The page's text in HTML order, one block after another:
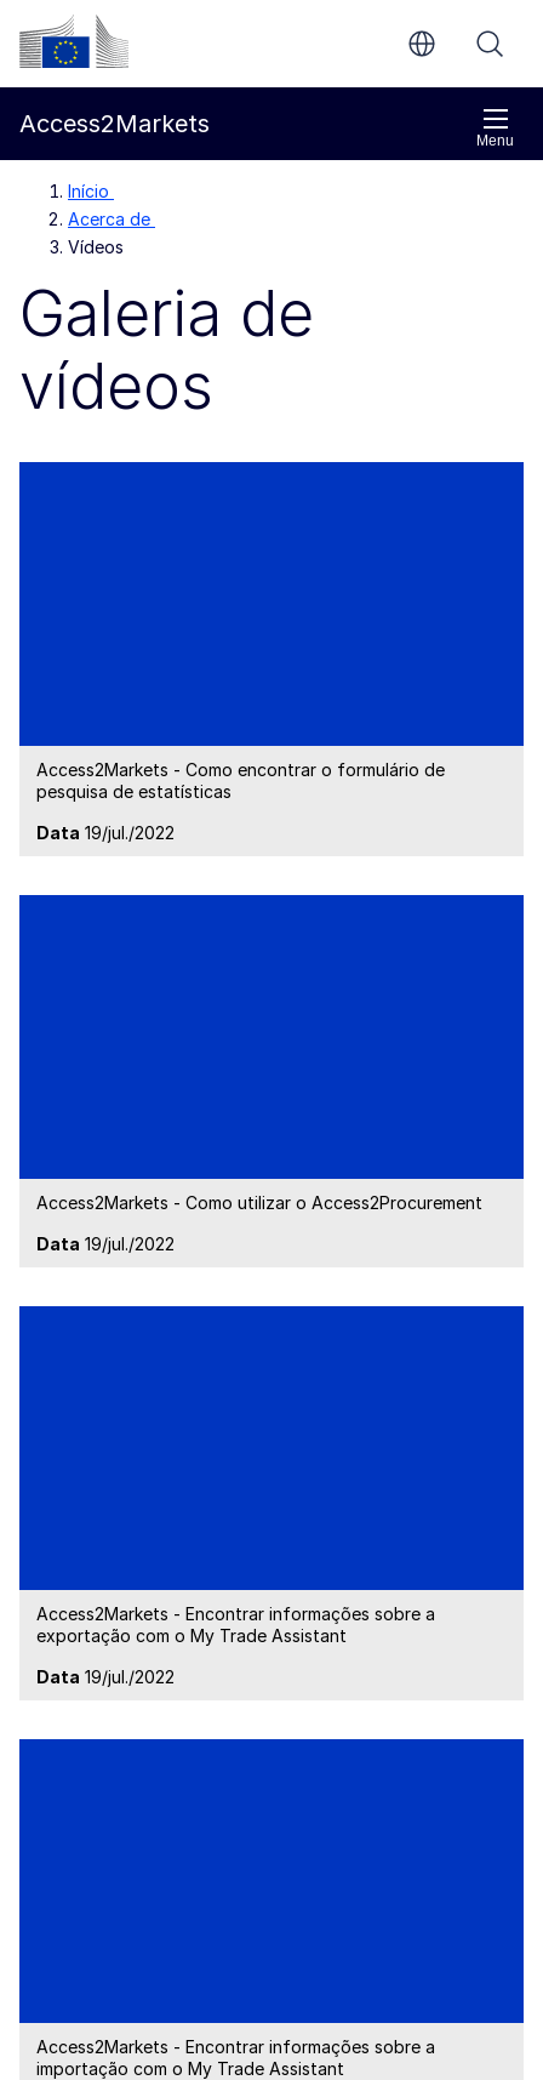
Ir para o conteúdo principal
Comissão Europeia
Menu
Access2Markets
Início
Acerca de
Vídeos
Galeria de
vídeos
Access2Markets - Como encontrar o formulário de
pesquisa de estatísticas
Data 19/jul./2022
Access2Markets - Como utilizar o Access2Procurement
Data 19/jul./2022
Access2Markets - Encontrar informações sobre a
exportação com o My Trade Assistant
Data 19/jul./2022
Access2Markets - Encontrar informações sobre a
importação com o My Trade Assistant